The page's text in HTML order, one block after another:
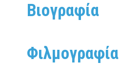
Βιογραφία
Φιλμογραφία